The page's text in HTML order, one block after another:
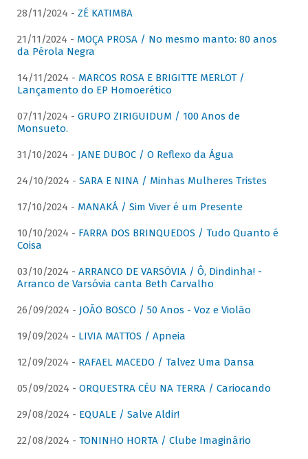
28/11/2024 - ZÉ KATIMBA
21/11/2024 - MOÇA PROSA / No mesmo manto: 80 anos
da Pérola Negra
14/11/2024 - MARCOS ROSA E BRIGITTE MERLOT /
Lançamento do EP Homoerético
07/11/2024 - GRUPO ZIRIGUIDUM / 100 Anos de
Monsueto.
31/10/2024 - JANE DUBOC / O Reflexo da Água
24/10/2024 - SARA E NINA / Minhas Mulheres Tristes
17/10/2024 - MANAKÁ / Sim Viver é um Presente
10/10/2024 - FARRA DOS BRINQUEDOS / Tudo Quanto é
Coisa
03/10/2024 - ARRANCO DE VARSÓVIA / Ô, Dindinha! -
Arranco de Varsóvia canta Beth Carvalho
26/09/2024 - JOÃO BOSCO / 50 Anos - Voz e Violão
19/09/2024 - LIVIA MATTOS / Apneia
12/09/2024 - RAFAEL MACEDO / Talvez Uma Dansa
05/09/2024 - ORQUESTRA CÉU NA TERRA / Cariocando
29/08/2024 - EQUALE / Salve Aldir!
22/08/2024 - TONINHO HORTA / Clube Imaginário